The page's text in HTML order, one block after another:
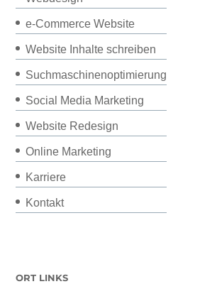
e-Commerce Website
Website Inhalte schreiben
Suchmaschinenoptimierung
Social Media Marketing
Website Redesign
Online Marketing
Karriere
Kontakt
ORT LINKS